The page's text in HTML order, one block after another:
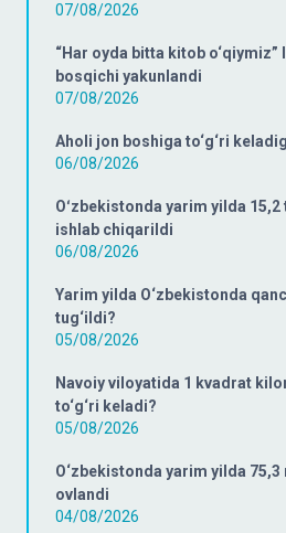
07/08/2026
“Har oyda bitta kitob
bosqichi yakunlandi
07/08/2026
Aholi jon boshiga to‘g‘ri
06/08/2026
Oʻzbekistonda yarim yilda
ishlab chiqarildi
06/08/2026
Yarim yilda O‘zbekistonda
tug‘ildi?
05/08/2026
Navoiy viloyatida 1 kvadrat
to‘g‘ri keladi?
05/08/2026
O‘zbekistonda yarim yilda
ovlandi
04/08/2026